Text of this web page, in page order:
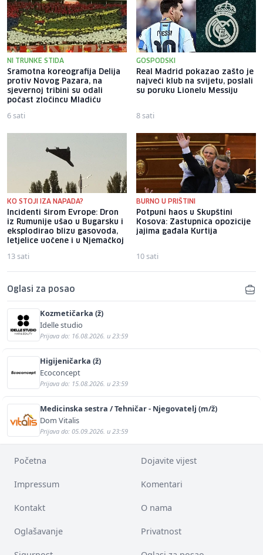
NI TRUNKE STIDA
Sramotna koreografija Delija
protiv Novog Pazara, na
sjevernoj tribini su odali
počast zločincu Mladiću
6 sati
GOSPODSKI
Real Madrid pokazao zašto je
najveći klub na svijetu, poslali
su poruku Lionelu Messiju
8 sati
KO STOJI IZA NAPADA?
Incidenti širom Evrope: Dron
iz Rumunije ušao u Bugarsku i
eksplodirao blizu gasovoda,
letjelice uočene i u Njemačkoj
13 sati
BURNO U PRIŠTINI
Potpuni haos u Skupštini
Kosova: Zastupnica opozicije
jajima gađala Kurtija
10 sati
Oglasi za posao
Kozmetičarka (ž)
Idelle studio
Prijava do: 16.08.2026. u 23:59
Higijeničarka (ž)
Ecoconcept
Prijava do: 15.08.2026. u 23:59
Medicinska sestra / Tehničar - Njegovatelj (m/ž)
Dom Vitalis
Prijava do: 05.09.2026. u 23:59
Početna Dojavite vijest
Impressum Komentari
Kontakt O nama
Oglašavanje Privatnost